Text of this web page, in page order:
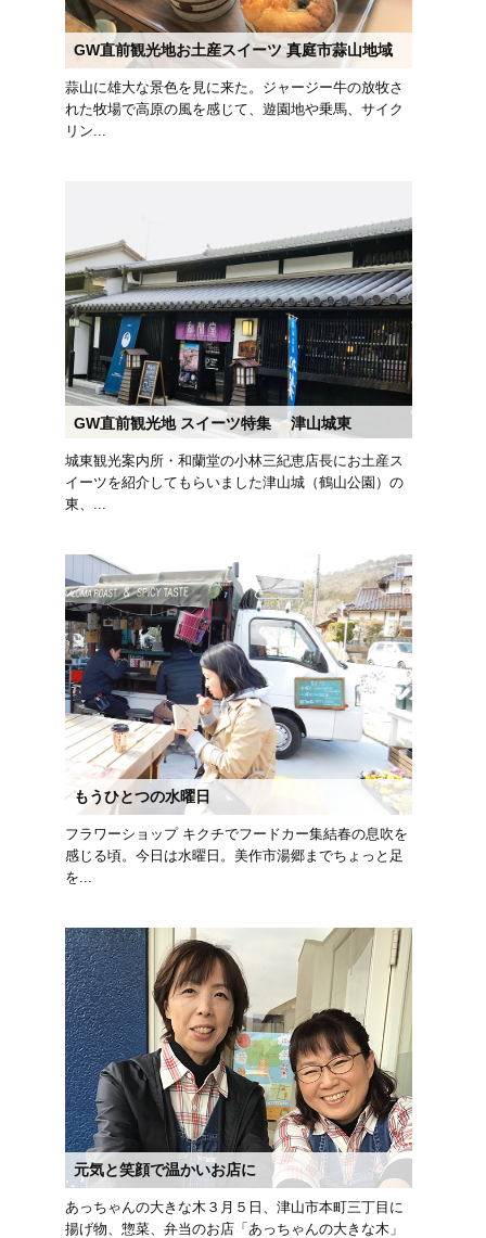
GW直前観光地お土産スイーツ 真庭市蒜山地域
蒜山に雄大な景色を見に来た。ジャージー牛の放牧さ
れた牧場で高原の風を感じて、遊園地や乗馬、サイク
リン...
GW直前観光地 スイーツ特集 津山城東
城東観光案内所・和蘭堂の小林三紀恵店長にお土産ス
イーツを紹介してもらいました津山城（鶴山公園）の
東、...
もうひとつの水曜日
フラワーショップ キクチでフードカー集結春の息吹を
感じる頃。今日は水曜日。美作市湯郷までちょっと足
を...
元気と笑顔で温かいお店に
あっちゃんの大きな木３月５日、津山市本町三丁目に
揚げ物、惣菜、弁当のお店「あっちゃんの大きな木」